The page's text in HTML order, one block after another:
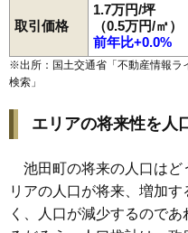
取引価格
1.7万円/坪
（0.5万円/㎡）
前年比+0.0%
※出所：国土交通省「不動産情報ラ
検索 」
エリアの将来性を人
池田町の将来の人口はど
リアの人口が将来、増加
く、人口が減少するので